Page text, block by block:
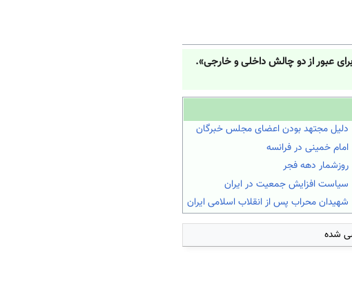
عبور از دو چالش داخلی و خارجی».
دلیل مجتهد بودن اعضای مجلس خبرگان
امام خمینی در فرانسه
روزشمار دهه فجر
سیاست افزایش جمعیت در ایران
شهیدان محراب پس از انقلاب اسلامی ایران
شده